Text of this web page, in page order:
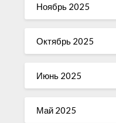
Ноябрь 2025
Октябрь 2025
Июнь 2025
Май 2025